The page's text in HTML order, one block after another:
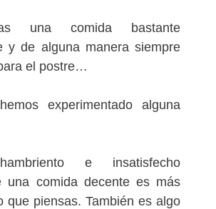
una comida bastante
y de alguna manera siempre
el postre…
experimentado alguna
e insatisfecho
una comida decente es más
que piensas. También es algo